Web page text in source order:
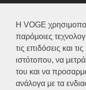
Η VOGE
παρόμοιες
τις επιδόσεις και
ιστότοπου, να
του και να
ανάλογα με τα